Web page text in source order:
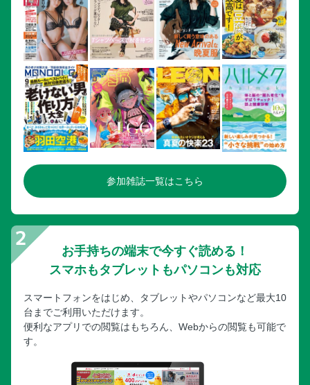
参加雑誌一覧はこちら
お手持ちの端末で今すぐ読める！
スマホもタブレットもパソコンも対応
スマートフォンをはじめ、タブレットやパソコンなど最大10
台までご利用いただけます。
便利なアプリでの閲覧はもちろん、Webからの閲覧も可能で
す。